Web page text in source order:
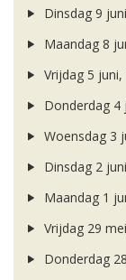
Dinsdag 9
Maandag 8
Vrijdag 5 juni,
Donderdag 4
Woensdag 3
Dinsdag 2
Maandag 1
Vrijdag 29
Donderdag